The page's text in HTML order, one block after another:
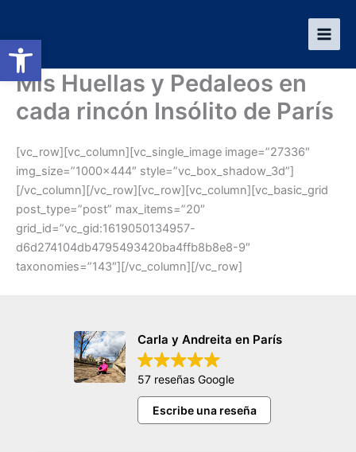
Abrir barra de herramientas
contenido
Mis Huellas y Pedaleos en
cada rincón Insólito de París
[vc_row][vc_column][vc_single_image image=”27336″
img_size=”1000×444″ style=”vc_box_shadow_3d”]
[/vc_column][/vc_row][vc_row][vc_column][vc_basic_grid
post_type=”post” max_items=”20″
grid_id=”vc_gid:1619050134957-
d6d274104db4795493420ba4ffb8b8e8-9″
taxonomies=”143″][/vc_column][/vc_row]
Carla y Andreita en París
57 reseñas Google
Escribe una reseña